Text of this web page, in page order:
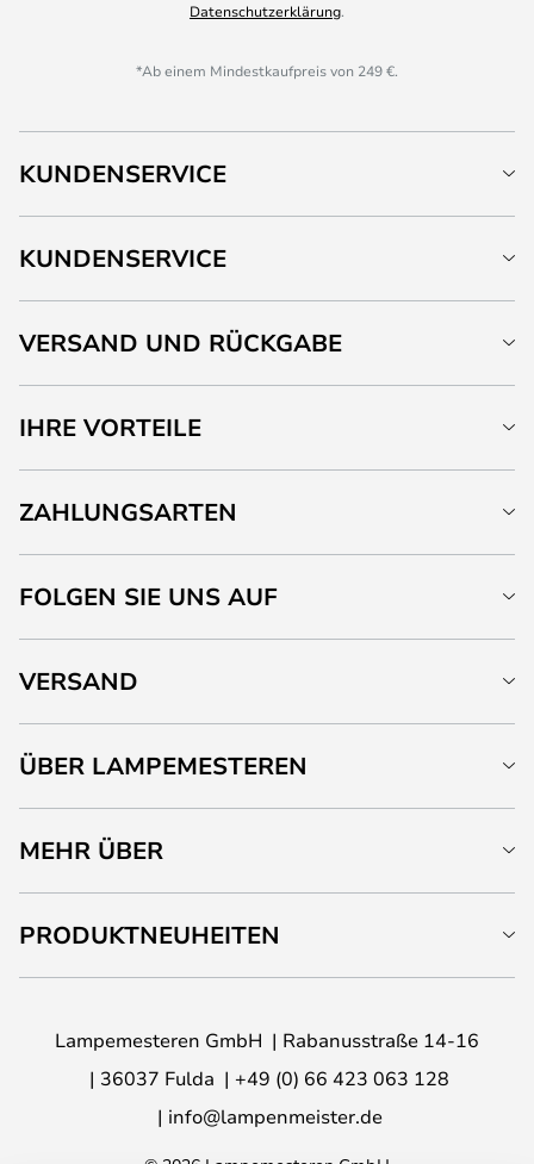
Datenschutzerklärung.
*Ab einem Mindestkaufpreis von 249 €.
KUNDENSERVICE
KUNDENSERVICE
VERSAND UND RÜCKGABE
IHRE VORTEILE
ZAHLUNGSARTEN
FOLGEN SIE UNS AUF
VERSAND
ÜBER LAMPEMESTEREN
MEHR ÜBER
PRODUKTNEUHEITEN
Lampemesteren GmbH
Rabanusstraße 14-16
36037 Fulda
+49 (0) 66 423 063 128
info@lampenmeister.de